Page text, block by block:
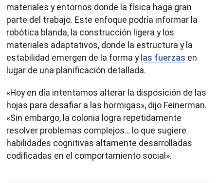
materiales y entornos donde la física haga gran
parte del trabajo. Este enfoque podría informar la
robótica blanda, la construcción ligera y los
materiales adaptativos, donde la estructura y la
estabilidad emergen de la forma y las fuerzas en
lugar de una planificación detallada.
«Hoy en día intentamos alterar la disposición de las
hojas para desafiar a las hormigas», dijo Feinerman.
«Sin embargo, la colonia logra repetidamente
resolver problemas complejos… lo que sugiere
habilidades cognitivas altamente desarrolladas
codificadas en el comportamiento social».